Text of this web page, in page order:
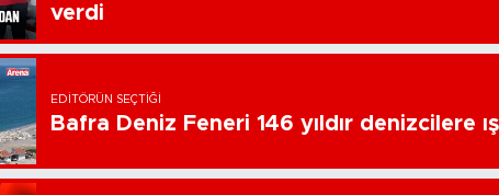
verdi
EDITÖRÜN SEÇTIĞI
Bafra Deniz Feneri 146 yıldır denizcilere